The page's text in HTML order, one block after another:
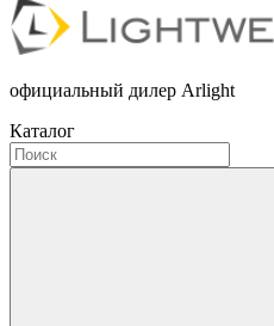
официальный дилер Arlight
Каталог